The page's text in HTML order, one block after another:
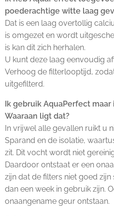
poederachtige witte laag
Dat is een laag overtollig
is omgezet en wordt
is kan dit zich herhalen.
U kunt deze laag eenvoudig
Verhoog de filterlooptijd,
uitgefilterd.
Ik gebruik AquaPerfect
Waaraan ligt dat?
In vrijwel alle gevallen ruikt u
Sparand en de isolatie,
zit. Dit vocht wordt niet
Daardoor ontstaat er een
zijn dat de filters niet goed
dan een week in gebruik zijn.
onaangename geur ontstaan.